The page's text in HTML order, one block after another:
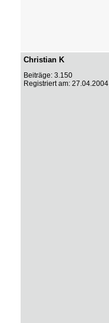
Christian K
Beiträge: 3.150
Registriert am: 27.04.2004